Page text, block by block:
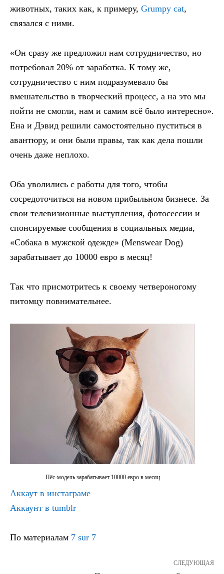
животных, таких как, к примеру, Grumpy cat,
связался с ними.
«Он сразу же предложил нам сотрудничество, но
потребовал 20% от заработка. К тому же,
сотрудничество с ним подразумевало бы
вмешательство в творческий процесс, а на это мы
пойти не смогли, нам и самим всё было интересно».
Ена и Дэвид решили самостоятельно пуститься в
авантюру, и они были правы, так как дела пошли
очень даже неплохо.
Оба уволились с работы для того, чтобы
сосредоточиться на новом прибыльном бизнесе. За
свои телевизионные выступления, фотосессии и
спонсируемые сообщения в социальных медиа,
«Собака в мужской одежде» (Menswear Dog)
зарабатывает до 10000 евро в месяц!
Так что присмотритесь к своему четвероногому
питомцу повнимательнее.
Пёс-модель зарабатывает 10000 евро в месяц
Аккаут в инстаграме
Аккаунт в tumblr
По материалам 7 sur 7
СЛЕДУЮЩАЯ